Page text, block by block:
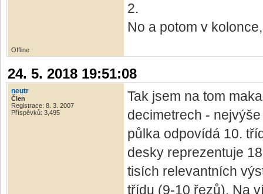
2.
No a potom v
Offline
24. 5. 2018 19:51:08
neutr
Člen
Registrace: 8. 3. 2007
Příspěvků: 3,495
Tak jsem na tom
decimetrech -
půlka odpovídá 10.
desky reprezentuje
tisích relevantních
třídu (9-10 řezů). Na